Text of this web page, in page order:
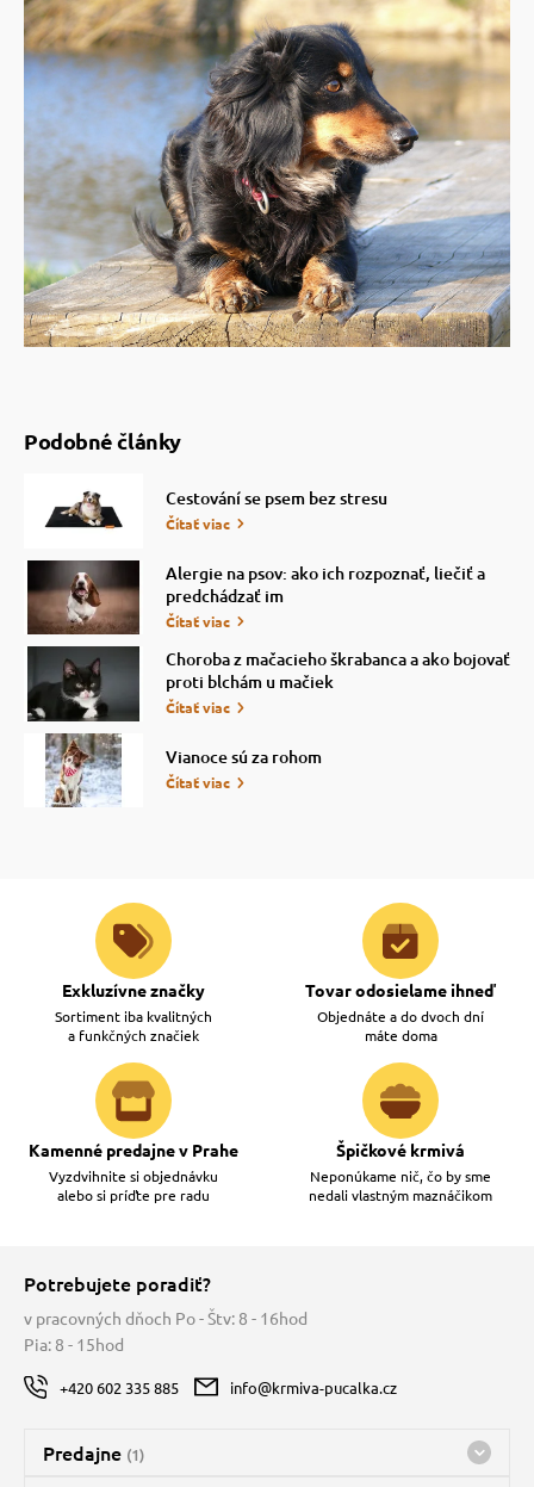
Podobné články
Cestování se psem bez stresu
Čítať viac
Alergie na psov: ako ich rozpoznať, liečiť a
predchádzať im
Čítať viac
Choroba z mačacieho škrabanca a ako bojovať
proti blchám u mačiek
Čítať viac
Vianoce sú za rohom
Čítať viac
Exkluzívne značky
Sortiment iba kvalitných
a funkčných značiek
Tovar odosielame ihneď
Objednáte a do dvoch dní
máte doma
Kamenné predajne v Prahe
Vyzdvihnite si objednávku
alebo si príďte pre radu
Špičkové krmivá
Neponúkame nič, čo by sme
nedali vlastným maznáčikom
Potrebujete poradiť?
v pracovných dňoch Po - Štv: 8 - 16hod
Pia: 8 - 15hod
+420 602 335 885 info@krmiva-pucalka.cz
Predajne (1)